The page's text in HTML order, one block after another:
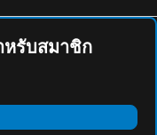
House Hotel 3
河口湖美術館前.
Metro Station
Station
หรับสมาชิก